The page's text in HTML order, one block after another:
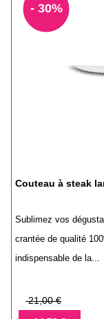
- 30%
Couteau à steak
Sublimez vos
crantée de qualité
indispensable de la...
Prix
21,00 €